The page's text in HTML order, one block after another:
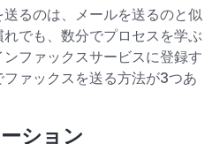
るのは、メールを送るのと似
でも、数分でプロセスを学ぶ
ファックスサービスに登録す
ァックスを送る方法が3つあ
ション